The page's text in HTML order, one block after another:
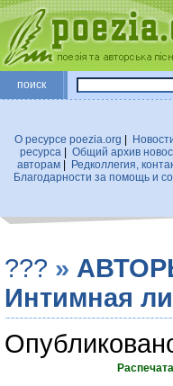
поиск
О ресурсе poezia.org
ресурса
Общий архив
авторам| Редколлегия,
Благодарности за помощь и
??? »
Интимная